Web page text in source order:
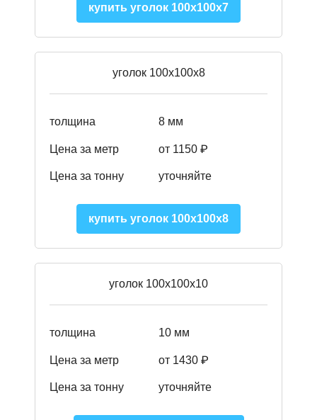
купить уголок 100х100х7
уголок 100х100х8
толщина 8 мм
Цена за метр от 1150 ₽
Цена за тонну уточняйте
купить уголок 100х100х8
уголок 100х100х10
толщина 10 мм
Цена за метр от 1430 ₽
Цена за тонну уточняйте